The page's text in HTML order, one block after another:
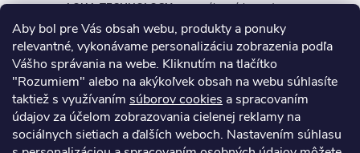
Aby bol pre Vás obsah webu, produkty a ponuky
relevantné, vykonávame personalizáciu zobrazenia podľa
Vášho správania na webe. Kliknutím na tlačítko
"Rozumiem" alebo na akýkoľvek obsah na webu súhlasíte
taktiež s využívaním súborov cookies a spracovaním
údajov za účelom zobrazovania cielenej reklamy na
sociálnych sietiach a ďalších weboch. Nastavením súhlasu
AQUA TECHNOLOGY s.r.o.
info @aquatechnology.sk
+421 911 991 394
Informácie pre vás